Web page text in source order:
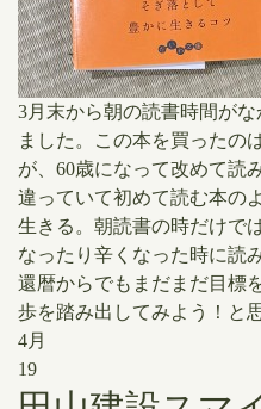
3月末から朝の読書時間が
ました。この本を買ったの
が、60歳になって改めて読
違っていて初めて読む本の
生きる。朝読書の時だけで
なったり辛くなった時に読
還暦からでもまだまだ目標
歩を踏み出してみよう！と
4月
19